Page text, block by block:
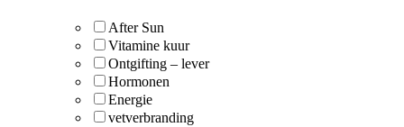
After Sun
Vitamine kuur
Ontgifting – lever
Hormonen
Energie
vetverbranding